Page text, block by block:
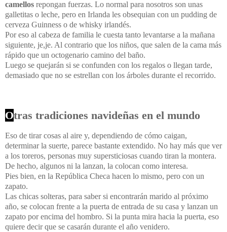
camellos repongan fuerzas. Lo normal para nosotros son unas
galletitas o leche, pero en Irlanda les obsequian con un pudding de
cerveza Guinness o de whisky irlandés.
Por eso al cabeza de familia le cuesta tanto levantarse a la mañana
siguiente, je,je. Al contrario que los niños, que salen de la cama más
rápido que un octogenario camino del baño.
Luego se quejarán si se confunden con los regalos o llegan tarde,
demasiado que no se estrellan con los árboles durante el recorrido.
Otras tradiciones navideñas en el mundo
Eso de tirar cosas al aire y, dependiendo de cómo caigan,
determinar la suerte, parece bastante extendido. No hay más que ver
a los toreros, personas muy supersticiosas cuando tiran la montera.
De hecho, algunos ni la lanzan, la colocan como interesa.
Pies bien, en la República Checa hacen lo mismo, pero con un
zapato.
Las chicas solteras, para saber si encontrarán marido al próximo
año, se colocan frente a la puerta de entrada de su casa y lanzan un
zapato por encima del hombro. Si la punta mira hacia la puerta, eso
quiere decir que se casarán durante el año venidero.